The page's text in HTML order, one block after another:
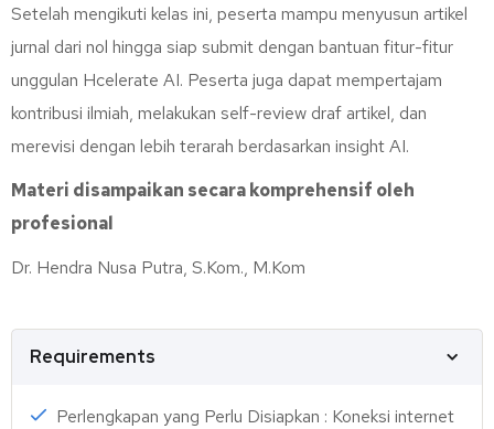
Setelah mengikuti kelas ini, peserta mampu menyusun artikel
jurnal dari nol hingga siap submit dengan bantuan fitur-fitur
unggulan Hcelerate AI. Peserta juga dapat mempertajam
kontribusi ilmiah, melakukan self-review draf artikel, dan
merevisi dengan lebih terarah berdasarkan insight AI.
Materi disampaikan secara komprehensif oleh
profesional
Dr. Hendra Nusa Putra, S.Kom., M.Kom
Requirements
Perlengkapan yang Perlu Disiapkan : Koneksi internet